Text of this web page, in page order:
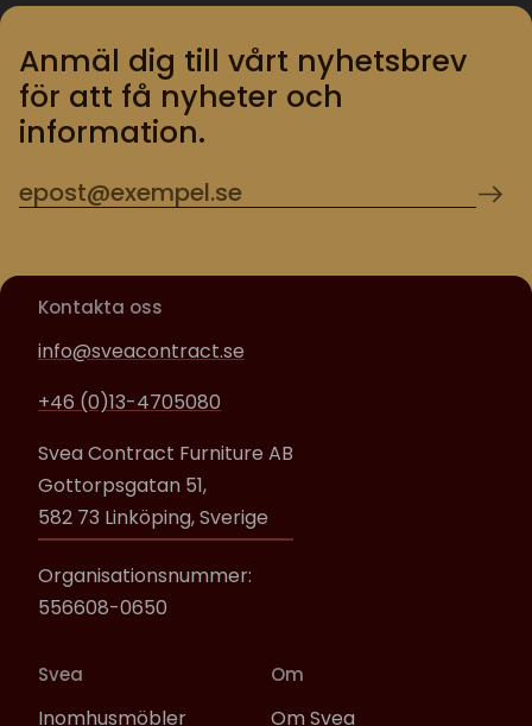
Anmäl dig till vårt nyhetsbrev
för att få nyheter och
information.
Kontakta oss
info@sveacontract.se
+46 (0)13-4705080
Svea Contract Furniture AB
Gottorpsgatan 51,
582 73 Linköping, Sverige
Organisationsnummer:
556608-0650
Svea
Inomhusmöbler
Om
Om Svea